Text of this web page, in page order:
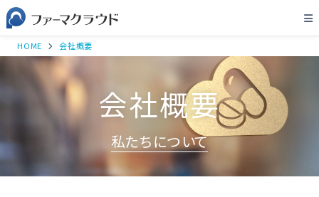
HOME 会社概要
会社概要
私たちについて